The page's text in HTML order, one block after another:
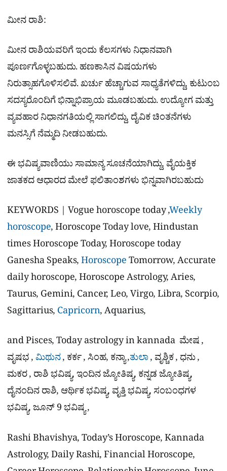
ಮೀನ ರಾಶಿ:
ಮೀನ ರಾಶಿಯವರಿಗೆ ಇಂದು ಕೆಲಸಗಳು ನಿಧಾನವಾಗಿ
ಪೂರ್ಣಗೊಳ್ಳಬಹುದು. ಹಣಕಾಸಿನ ವಿಷಯಗಳು
ನಿರುತ್ಸಾಹಗೊಳಿಸಲಿವೆ. ಖರ್ಚು ಹೆಚ್ಚಾಗುವ ಸಾಧ್ಯತೆಗಳಿದ್ದು, ಕುಟುಂಬ
ಸದಸ್ಯರೊಂದಿಗೆ ಭಿನ್ನಾಭಿಪ್ರಾಯ ಮೂಡಬಹುದು. ಉದ್ಯೋಗ ಮತ್ತು
ವ್ಯವಹಾರ ನಿಧಾನಗತಿಯಲ್ಲಿ ಸಾಗಲಿದ್ದು, ದೈವಿಕ ಚಿಂತನೆಗಳು
ಮನಸ್ಸಿಗೆ ನೆಮ್ಮದಿ ನೀಡಬಹುದು.
ಈ ಭವಿಷ್ಯವಾಣಿಯು ಸಾಮಾನ್ಯ ಸೂಚನೆಯಾಗಿದ್ದು, ವೈಯಕ್ತಿಕ
ಜಾತಕದ ಆಧಾರದ ಮೇಲೆ ಫಲಿತಾಂಶಗಳು ಭಿನ್ನವಾಗಿರಬಹುದು
KEYWORDS | Vogue horoscope today ,Weekly
horoscope, Horoscope Today love, Hindustan
times Horoscope Today, Horoscope today
Ganesha Speaks,HoroscopeTomorrow, Accurate
daily horoscope, Horoscope Astrology, Aries,
Taurus, Gemini, Cancer, Leo, Virgo, Libra, Scorpio,
Sagittarius, Capricorn, Aquarius,
and Pisces, Today astrology in kannada ಮೇಷ ,
ವೃಷಭ ,ಮಿಥುನ, ಕರ್ಕ , ಸಿಂಹ, ಕನ್ಯಾ ,ತುಲಾ, ವೃಶ್ಚಿಕ , ಧನು ,
ಮಕರ , ರಾಶಿ ಭವಿಷ್ಯ, ಇಂದಿನ ಜ್ಯೋತಿಷ್ಯ, ಕನ್ನಡ ಜ್ಯೋತಿಷ್ಯ,
ದೈನಂದಿನ ರಾಶಿ, ಆರ್ಥಿಕ ಭವಿಷ್ಯ, ವೃತ್ತಿ ಭವಿಷ್ಯ, ಸಂಬಂಧಗಳ
ಭವಿಷ್ಯ, ಜೂನ್ 9 ಭವಿಷ್ಯ ,
Rashi Bhavishya, Today’s Horoscope, Kannada
Astrology, Daily Rashi, Financial Horoscope,